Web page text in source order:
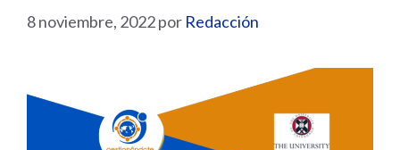
8 noviembre, 2022por Redacción